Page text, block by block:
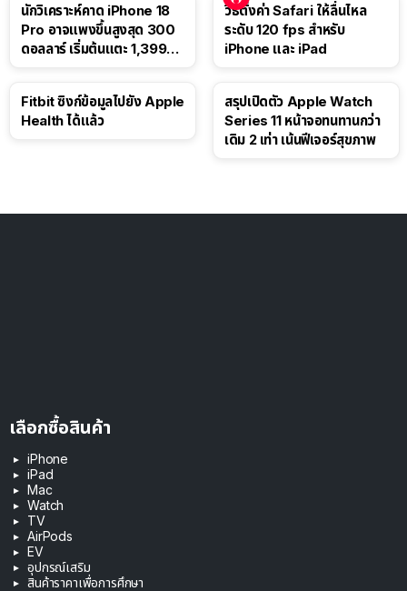
นักวิเคราะห์คาด iPhone 18
Pro อาจแพงขึ้นสูงสุด 300
ดอลลาร์ เริ่มต้นแตะ 1,399
วิธีตั้งค่า Safari ให้ลื่นไหล
ระดับ 120 fps สำหรับ
iPhone และ iPad
Fitbit ซิงก์ข้อมูลไปยัง Apple
Health ได้แล้ว
สรุปเปิดตัว Apple Watch
Series 11 หน้าจอทนทานกว่า
เดิม 2 เท่า เน้นฟีเจอร์สุขภาพ
เลือกซื้อสินค้า
iPhone
iPad
Mac
Watch
TV
AirPods
EV
อุปกรณ์เสริม
สินค้าราคาเพื่อการศึกษา